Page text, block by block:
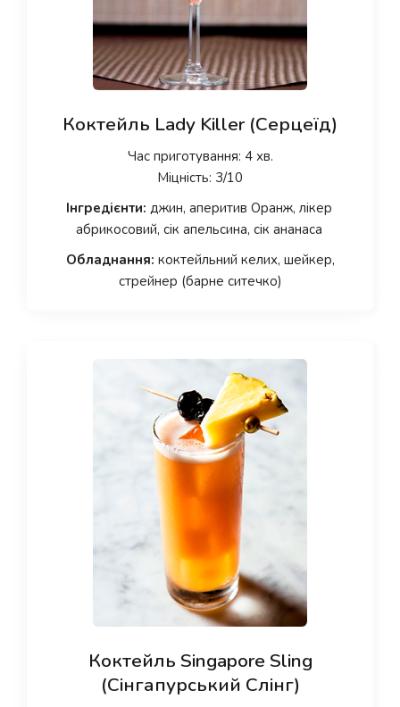
Коктейль Lady Killer (Серцеїд)
Час приготування: 4 хв.
Міцність: 3/10
Інгредієнти: джин, аперитив Оранж, лікер
абрикосовий, сік апельсина, сік ананаса
Обладнання: коктейльний келих, шейкер,
стрейнер (барне ситечко)
Коктейль Singapore Sling
(Сінгапурський Слінг)